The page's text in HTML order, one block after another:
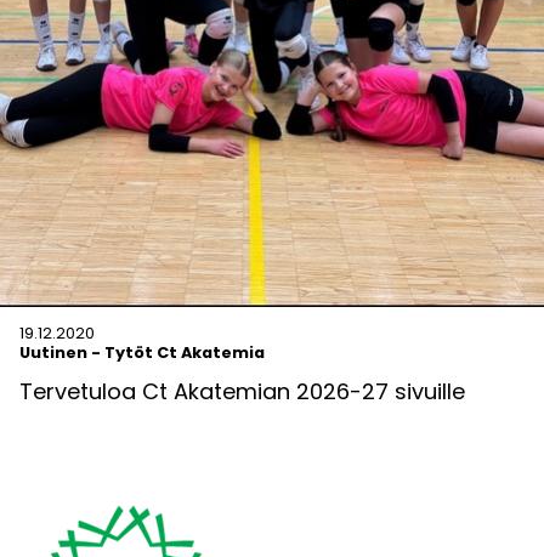
19.12.2020
Uutinen - Tytöt Ct Akatemia
Tervetuloa Ct Akatemian 2026-27 sivuille